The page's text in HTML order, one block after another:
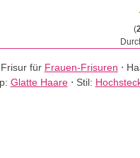
(
für Frauen-Frisuren ⋅
Glatte Haare⋅ Stil: